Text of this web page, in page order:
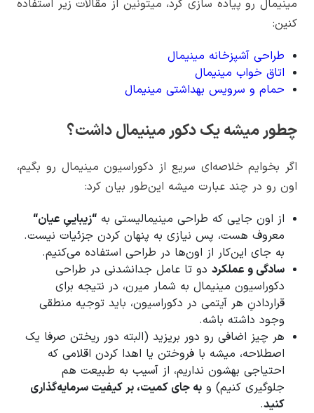
مینیمال رو پیاده سازی کرد، میتونین از مقالات زیر استفاده
کنین:
طراحی آشپزخانه مینیمال
اتاق خواب مینیمال
حمام و سرویس بهداشتی مینیمال
چطور میشه یک دکور مینیمال داشت؟
اگر بخوایم خلاصه‌ای سریع از دکوراسیون مینیمال رو بگیم،
اون رو در چند عبارت میشه این‌طور بیان کرد:
از اون جایی که طراحی مینیمالیستی به “زیباییِ عیان“
معروف هست، پس نیازی به پنهان کردن جزئیات نیست.
به جای این‌کار از اون‌ها در طراحی استفاده می‌کنیم.
سادگی و عملکرد دو تا عامل جدانشدنی در طراحی
دکوراسیون مینیمال به شمار میرن، در نتیجه برای
قراردادنِ هر آیتمی در دکوراسیون، باید توجیه منطقی
وجود داشته باشه.
هر چیز اضافی رو دور بریزید (البته دور ریختن صرفا یک
اصطلاحه، میشه با فروختن یا اهدا کردن اقلامی که
احتیاجی بهشون نداریم، از آسیب به طبیعت هم
جلوگیری کنیم) و به جای کمیت، بر کیفیت سرمایه‌گذاری
کنید.